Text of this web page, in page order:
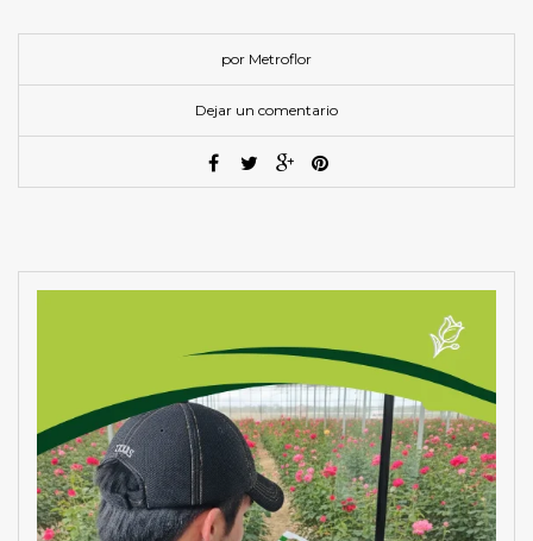
por Metroflor
Dejar un comentario